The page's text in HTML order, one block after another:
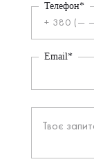
Телефон*
Email*